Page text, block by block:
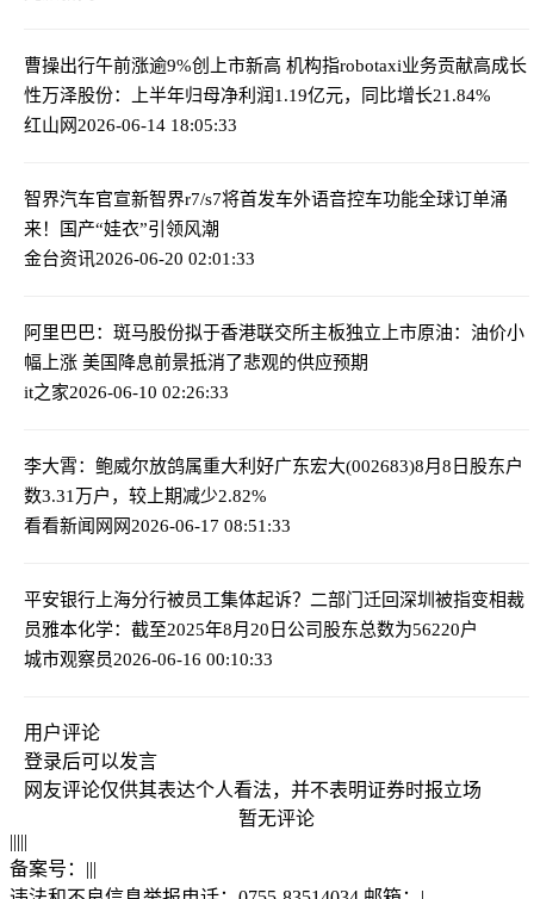
曹操出行午前涨逾9%创上市新高 机构指robotaxi业务贡献高成长
性万泽股份：上半年归母净利润1.19亿元，同比增长21.84%
红山网2026-06-14 18:05:33
智界汽车官宣新智界r7/s7将首发车外语音控车功能全球订单涌
来！国产“娃衣”引领风潮
金台资讯2026-06-20 02:01:33
阿里巴巴：斑马股份拟于香港联交所主板独立上市原油：油价小
幅上涨 美国降息前景抵消了悲观的供应预期
it之家2026-06-10 02:26:33
李大霄：鲍威尔放鸽属重大利好广东宏大(002683)8月8日股东户
数3.31万户，较上期减少2.82%
看看新闻网网2026-06-17 08:51:33
平安银行上海分行被员工集体起诉？二部门迁回深圳被指变相裁
员雅本化学：截至2025年8月20日公司股东总数为56220户
城市观察员2026-06-16 00:10:33
用户评论
登录后可以发言
网友评论仅供其表达个人看法，并不表明证券时报立场
暂无评论
|||||
备案号： |||